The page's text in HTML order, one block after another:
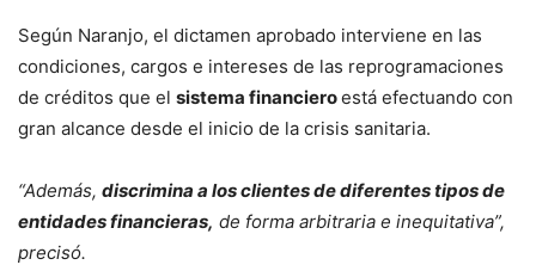
Según Naranjo, el dictamen aprobado interviene en las
condiciones, cargos e intereses de las reprogramaciones
de créditos que el sistema financieroestá efectuando con
gran alcance desde el inicio de la crisis sanitaria.
“Además, discrimina a los clientes de diferentes tipos de
entidades financieras, de forma arbitraria e inequitativa”,
precisó.